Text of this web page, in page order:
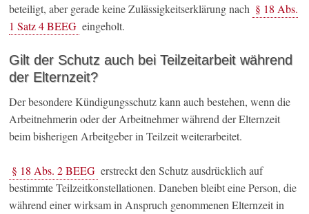
beteiligt, aber gerade keine Zulässigkeitserklärung nach § 18 Abs.
1 Satz 4 BEEG eingeholt.
Gilt der Schutz auch bei Teilzeitarbeit während
der Elternzeit?
Der besondere Kündigungsschutz kann auch bestehen, wenn die
Arbeitnehmerin oder der Arbeitnehmer während der Elternzeit
beim bisherigen Arbeitgeber in Teilzeit weiterarbeitet.
§ 18 Abs. 2 BEEG erstreckt den Schutz ausdrücklich auf
bestimmte Teilzeitkonstellationen. Daneben bleibt eine Person, die
während einer wirksam in Anspruch genommenen Elternzeit in